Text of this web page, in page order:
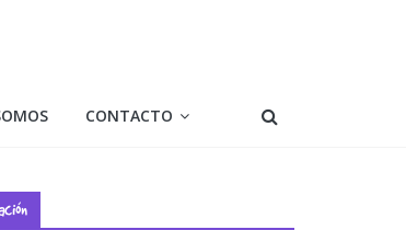
CONTACTO